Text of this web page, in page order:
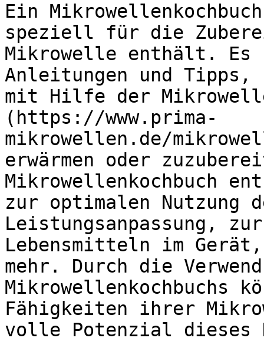
Ein
speziell für die
Mikrowelle enthält.
Anleitungen und
mit Hilfe der
(https://www.prima-
mikrowellen.de/
erwärmen oder
Mikrowellenkochbuch
zur optimalen Nutzung
Leistungsanpassung,
Lebensmitteln im
mehr. Durch die
Mikrowellenkochbuchs
Fähigkeiten ihrer
volle Potenzial dieses